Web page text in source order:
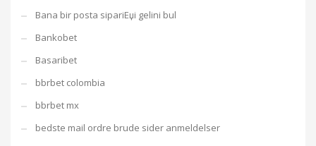
Bana bir posta sipariЕџi gelini bul
Bankobet
Basaribet
bbrbet colombia
bbrbet mx
bedste mail ordre brude sider anmeldelser